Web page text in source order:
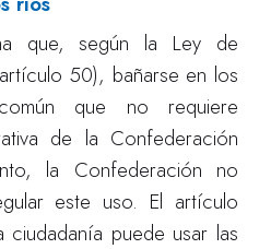
que, según la Ley de
50), bañarse en los
que no requiere
de la Confederación
la Confederación no
este uso. El artículo
puede usar las